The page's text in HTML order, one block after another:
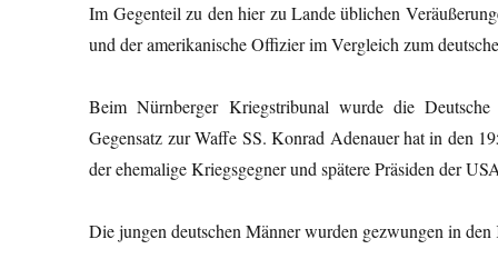
Im Gegenteil zu den hier zu Lande üblichen
und der amerikanische Offizier im Vergleich zum
Beim Nürnberger Kriegstribunal wurde die Deutsche
Gegensatz zur Waffe SS. Konrad Adenauer hat in den
der ehemalige Kriegsgegner und spätere Präsiden der
Die jungen deutschen Männer wurden gezwungen in